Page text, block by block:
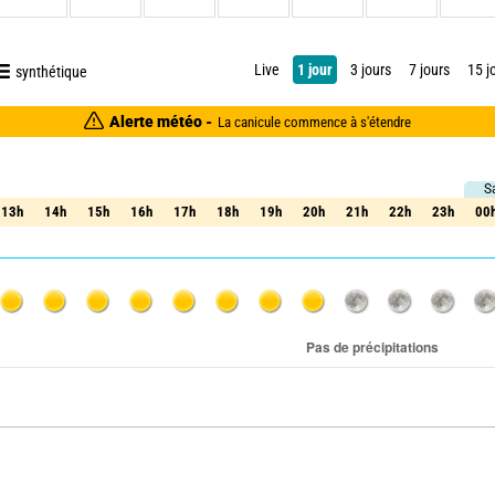
synthétique Live 1 jour 3 jours 7 jours 15
Alerte météo - La canicule commence à s'étendre
13h 14h 15h 16h 17h 18h 19h 20h 21h 22h 23h
13h 14h 15h 16h 17h 18h 19h 20h 21h 22h 23h 00h